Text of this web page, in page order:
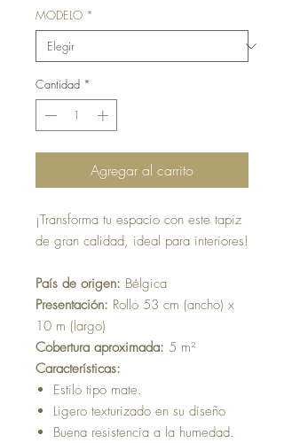
MODELO *
Cantidad *
Agregar al carrito
¡Transforma tu espacio con este tapiz
de gran calidad, ideal para interiores!
País de origen: Bélgica
Presentación: Rollo 53 cm (ancho) x
10 m (largo)
Cobertura aproximada: 5 m²
Características:
Estilo tipo mate.
Ligero texturizado en su diseño
Buena resistencia a la humedad.